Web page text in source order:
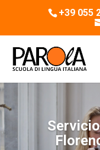
+39 055